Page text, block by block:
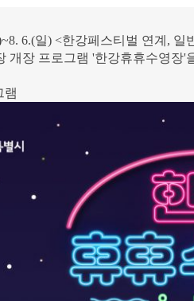
6.(일) <한강페스티벌 연계, 일
개장 프로그램 '한강휴휴수영장'
램